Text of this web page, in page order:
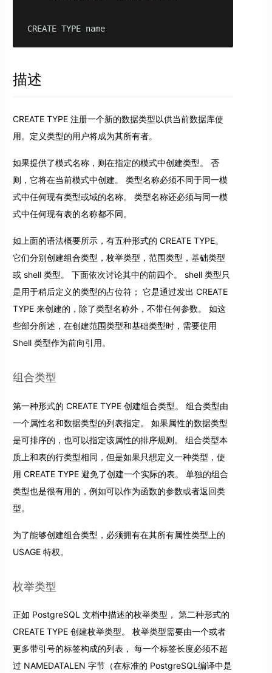
CREATE TYPE name
描述
CREATE TYPE 注册一个新的数据类型以供当前数据库使
用。定义类型的用户将成为其所有者。
如果提供了模式名称，则在指定的模式中创建类型。 否
则，它将在当前模式中创建。 类型名称必须不同于同一模
式中任何现有类型或域的名称。 类型名称还必须与同一模
式中任何现有表的名称都不同。
如上面的语法概要所示，有五种形式的 CREATE TYPE。
它们分别创建组合类型，枚举类型，范围类型，基础类型
或 shell 类型。 下面依次讨论其中的前四个。 shell 类型只
是用于稍后定义的类型的占位符； 它是通过发出 CREATE
TYPE 来创建的，除了类型名称外，不带任何参数。 如这
些部分所述，在创建范围类型和基础类型时，需要使用
Shell 类型作为前向引用。
组合类型
第一种形式的 CREATE TYPE 创建组合类型。 组合类型由
一个属性名和数据类型的列表指定。 如果属性的数据类型
是可排序的，也可以指定该属性的排序规则。 组合类型本
质上和表的行类型相同，但是如果只想定义一种类型，使
用 CREATE TYPE 避免了创建一个实际的表。 单独的组合
类型也是很有用的，例如可以作为函数的参数或者返回类
型。
为了能够创建组合类型，必须拥有在其所有属性类型上的
USAGE 特权。
枚举类型
正如 PostgreSQL 文档中描述的枚举类型， 第二种形式的
CREATE TYPE 创建枚举类型。 枚举类型需要由一个或者
更多带引号的标签构成的列表， 每一个标签长度必须不超
过 NAMEDATALEN 字节（在标准的 PostgreSQL编译中是